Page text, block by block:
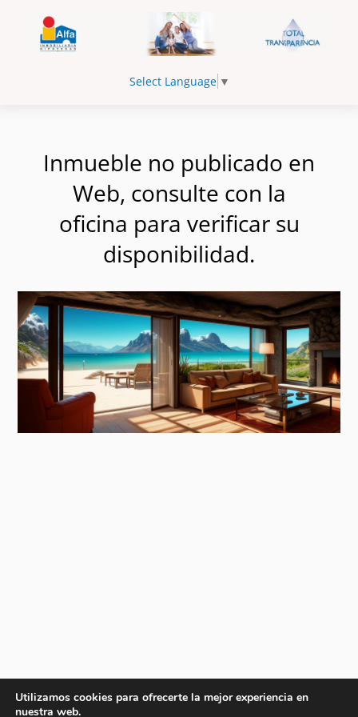
Select Language ▼
Inmueble no publicado en
Web, consulte con la
oficina para verificar su
disponibilidad.
Utilizamos cookies para ofrecerte la mejor experiencia en
nuestra web.